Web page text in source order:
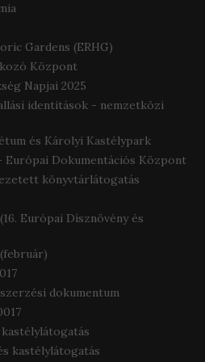
Gardens (ERHG)
Központ
Napjai 2025
identitások - nemzetközi
és Károlyi Kastélypark
Dokumentációs Központ
könyvtárlátogatás
Európai Dísznövény és
dokumentum
kastélylátogatás